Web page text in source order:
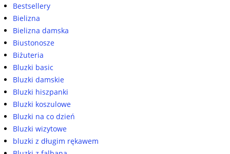
Bestsellery
Bielizna
Bielizna damska
Biustonosze
Biżuteria
Bluzki basic
Bluzki damskie
Bluzki hiszpanki
Bluzki koszulowe
Bluzki na co dzień
Bluzki wizytowe
bluzki z długim rękawem